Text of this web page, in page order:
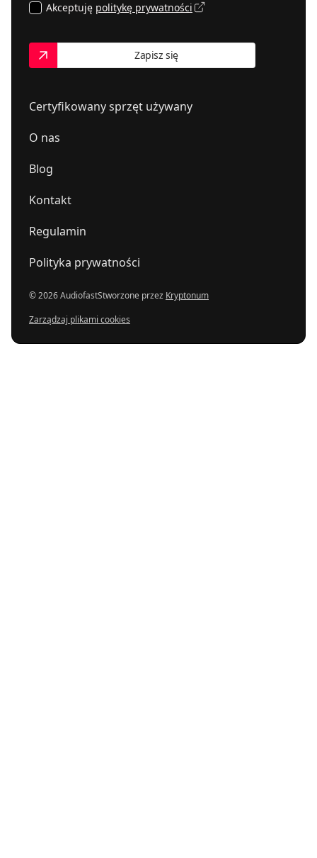
Certyfikowany sprzęt używany
O nas
Blog
Kontakt
Regulamin
Polityka prywatności
© 2026 AudiofastStworzone przez Kryptonum
Zarządzaj plikami cookies
Akceptuję politykę prywatności
Zapisz się